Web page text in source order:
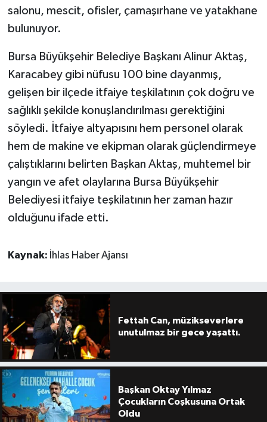
salonu, mescit, ofisler, çamaşırhane ve yatakhane
bulunuyor.
Bursa Büyükşehir Belediye Başkanı Alinur Aktaş,
Karacabey gibi nüfusu 100 bine dayanmış,
gelişen bir ilçede itfaiye teşkilatının çok doğru ve
sağlıklı şekilde konuşlandırılması gerektiğini
söyledi. İtfaiye altyapısını hem personel olarak
hem de makine ve ekipman olarak güçlendirmeye
çalıştıklarını belirten Başkan Aktaş, muhtemel bir
yangın ve afet olaylarına Bursa Büyükşehir
Belediyesi itfaiye teşkilatının her zaman hazır
olduğunu ifade etti.
Kaynak: İhlas Haber Ajansı
Fettah Can, müzikseverlere
unutulmaz bir gece yaşattı.
Başkan Oktay Yılmaz
Çocukların Coşkusuna Ortak
Oldu